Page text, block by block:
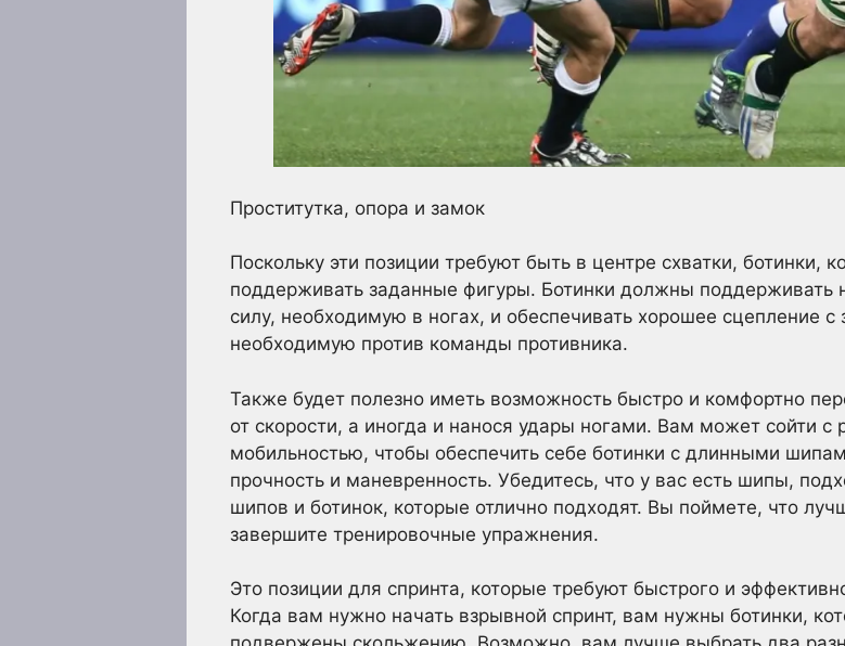
Проститутка, опора и замок
Поскольку эти позиции требуют быть в центре схватки,
поддерживать заданные фигуры. Ботинки должны поддерживать
силу, необходимую в ногах, и обеспечивать хорошее сцепление с
необходимую против команды противника.
Также будет полезно иметь возможность быстро и комфортно
от скорости, а иногда и нанося удары ногами. Вам может сойти с
мобильностью, чтобы обеспечить себе ботинки с длинными
прочность и маневренность. Убедитесь, что у вас есть шипы,
шипов и ботинок, которые отлично подходят. Вы поймете, что
завершите тренировочные упражнения.
Это позиции для спринта, которые требуют быстрого и
Когда вам нужно начать взрывной спринт, вам нужны ботинки,